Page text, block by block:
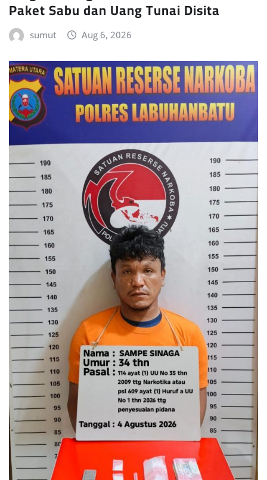
Paket Sabu dan Uang Tunai Disita
sumut Aug 6, 2026